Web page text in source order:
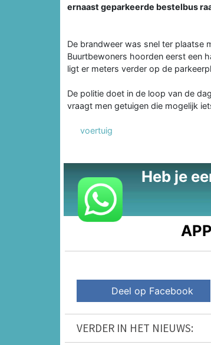
ernaast geparkeerde bestelbus
De brandweer was snel ter plaatse
Buurtbewoners hoorden eerst een
ligt er meters verder op de
De politie doet in de loop van de
vraagt men getuigen die mogelijk
voertuig
Heb je
Deel op Facebook
VERDER IN HET NIEUWS: